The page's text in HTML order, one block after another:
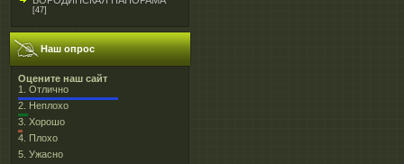
[47]
Наш опрос
Оцените наш сайт
1. Отлично
2. Неплохо
3. Хорошо
4. Плохо
5. Ужасно